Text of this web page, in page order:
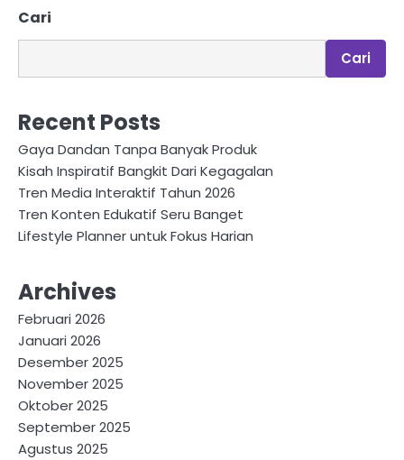
Cari
Cari
Recent Posts
Gaya Dandan Tanpa Banyak Produk
Kisah Inspiratif Bangkit Dari Kegagalan
Tren Media Interaktif Tahun 2026
Tren Konten Edukatif Seru Banget
Lifestyle Planner untuk Fokus Harian
Archives
Februari 2026
Januari 2026
Desember 2025
November 2025
Oktober 2025
September 2025
Agustus 2025